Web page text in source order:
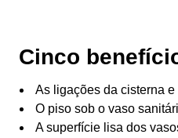
Cinco
As ligações da cisterna
O piso sob o vaso
A superfície lisa dos